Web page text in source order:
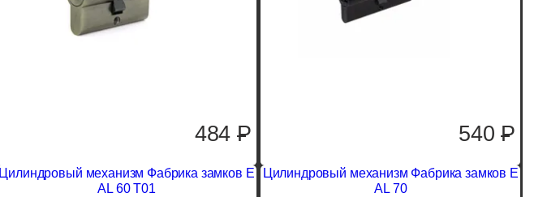
484P 540P
Цилиндровый механизм Фабрика замков E
AL 60 T01
Цилиндровый механизм Фабрика замков E
AL 70